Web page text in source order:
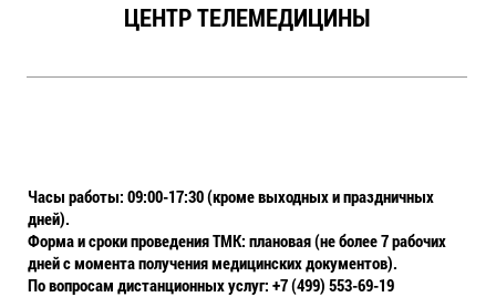
ЦЕНТР ТЕЛЕМЕДИЦИНЫ
Часы работы: 09:00-17:30 (кроме выходных и праздничных
дней).
Форма и сроки проведения ТМК: плановая (не более 7 рабочих
дней с момента получения медицинских документов).
По вопросам дистанционных услуг: +7 (499) 553-69-19